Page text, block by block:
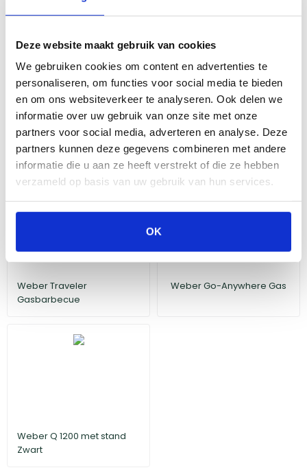
Deze website maakt gebruik van cookies
We gebruiken cookies om content en advertenties te
personaliseren, om functies voor social media te bieden
en om ons websiteverkeer te analyseren. Ook delen we
informatie over uw gebruik van onze site met onze
partners voor social media, adverteren en analyse. Deze
partners kunnen deze gegevens combineren met andere
informatie die u aan ze heeft verstrekt of die ze hebben
verzameld op basis van uw gebruik van hun services.
OK
Als je gaat kamperen en je wilt barbecueën, dan is een
compacte gas BBQ een goede keuze. Deze zijn vaak draagbaar,
de grootte van de grill en het aantal branders. Als je een BBQ wilt
die makkelijk te vervoeren is en weinig ruimte in neemt, dan kun
je beter kiezen voor een klein model met één of twee branders.
Houd daarbij wel rekening met het feit dat het grilloppervlak ook
kleiner is, waardoor grillen voor een grotere groep langer zal
Compacte BBQ's
Weber Traveler
Gasbarbecue
Weber Go-Anywhere Gas
Weber Q 1200 met stand
Zwart